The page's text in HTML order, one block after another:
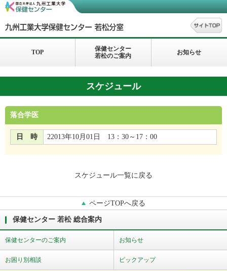
TOP
保健センター
若松のご案内
お知らせ
スケジュール
落合学医
日 時 22013年10月01日 13：30～17：00
スケジュール一覧に戻る
ページTOPへ戻る
保健センター 若松 総合案内
保健センターのご案内 お知らせ
お困り別相談 ピックアップ